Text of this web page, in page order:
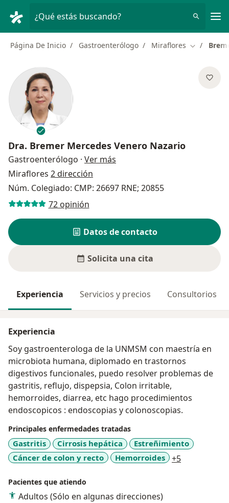
¿Qué estás buscando?
Página De Inicio Gastroenterólogo Miraflores Cambiar
Dra. Bremer Mercedes Venero Nazario
Gastroenterólogo · Ver más
Miraflores 2 dirección
Núm. Colegiado: CMP: 26697 RNE; 20855
72 opinión
Datos de contacto
Solicita una cita
Experiencia Servicios y precios Consultorios
Experiencia
Soy gastroenterologa de la UNMSM con maestría en
microbiota humana, diplomado en trastornos
digestivos funcionales, puedo resolver problemas de
gastritis, reflujo, dispepsia, Colon irritable,
hemorroides, diarrea, etc hago procedimientos
endoscopicos : endoscopias y colonoscopias.
Principales enfermedades tratadas
Gastritis Cirrosis hepática
Estreñimiento
Cáncer de colon y recto
Hemorroides +5
Pacientes que atiendo
Adultos (Sólo en algunas direcciones)